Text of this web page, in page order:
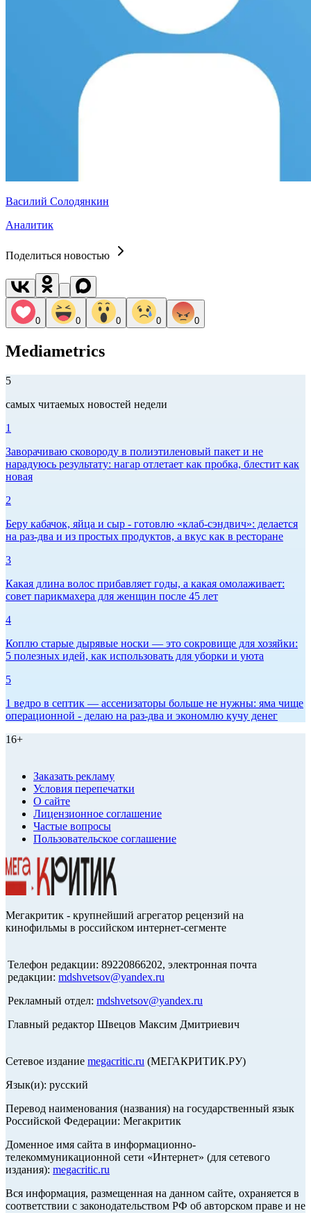
Василий Солодянкин
Аналитик
Поделиться новостью
0 0 0 0 0
Mediametrics
5
самых читаемых новостей недели
1
Заворачиваю сковороду в полиэтиленовый пакет и не
нарадуюсь результату: нагар отлетает как пробка, блестит как
новая
2
Беру кабачок, яйца и сыр - готовлю «клаб-сэндвич»: делается
на раз-два и из простых продуктов, а вкус как в ресторане
3
Какая длина волос прибавляет годы, а какая омолаживает:
совет парикмахера для женщин после 45 лет
4
Коплю старые дырявые носки — это сокровище для хозяйки:
5 полезных идей, как использовать для уборки и уюта
5
1 ведро в септик — ассенизаторы больше не нужны: яма чище
операционной - делаю на раз-два и экономлю кучу денег
16+
Заказать рекламу
Условия перепечатки
О сайте
Лицензионное соглашение
Частые вопросы
Пользовательское соглашение
Мегакритик - крупнейший агрегатор рецензий на
кинофильмы в российском интернет-сегменте
Телефон редакции: 89220866202, электронная почта
редакции: mdshvetsov@yandex.ru
Рекламный отдел: mdshvetsov@yandex.ru
Главный редактор Швецов Максим Дмитриевич
Сетевое издание megacritic.ru (МЕГАКРИТИК.РУ)
Язык(и): русский
Перевод наименования (названия) на государственный язык
Российской Федерации: Мегакритик
Доменное имя сайта в информационно-
телекоммуникационной сети «Интернет» (для сетевого
издания): megacritic.ru
Вся информация, размещенная на данном сайте, охраняется в
соответствии с законодательством РФ об авторском праве и не